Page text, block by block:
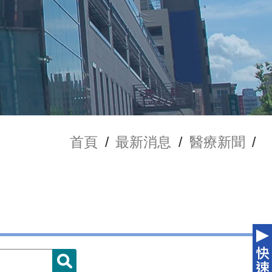
首頁 / 最新消息 / 醫療新聞 /